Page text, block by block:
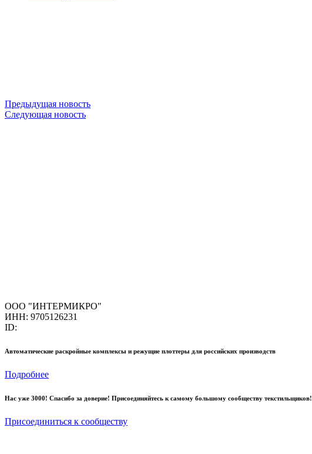
Предыдущая новость
Следующая новость
ООО "ИНТЕРМИКРО"
ИНН: 9705126231
ID:
Автоматические раскройные комплексы и режущие плоттеры для российских производств
Подробнее
Нас уже 3000! Спасибо за доверие! Присоединяйтесь к самому большому сообществу текстильщиков!
Присоединиться к сообществу